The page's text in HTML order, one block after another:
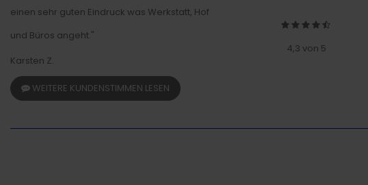
einen sehr guten Eindruck was Werkstatt, Hof
und Büros angeht."
Karsten Z.
WEITERE KUNDENSTIMMEN LESEN
4,3 von 5